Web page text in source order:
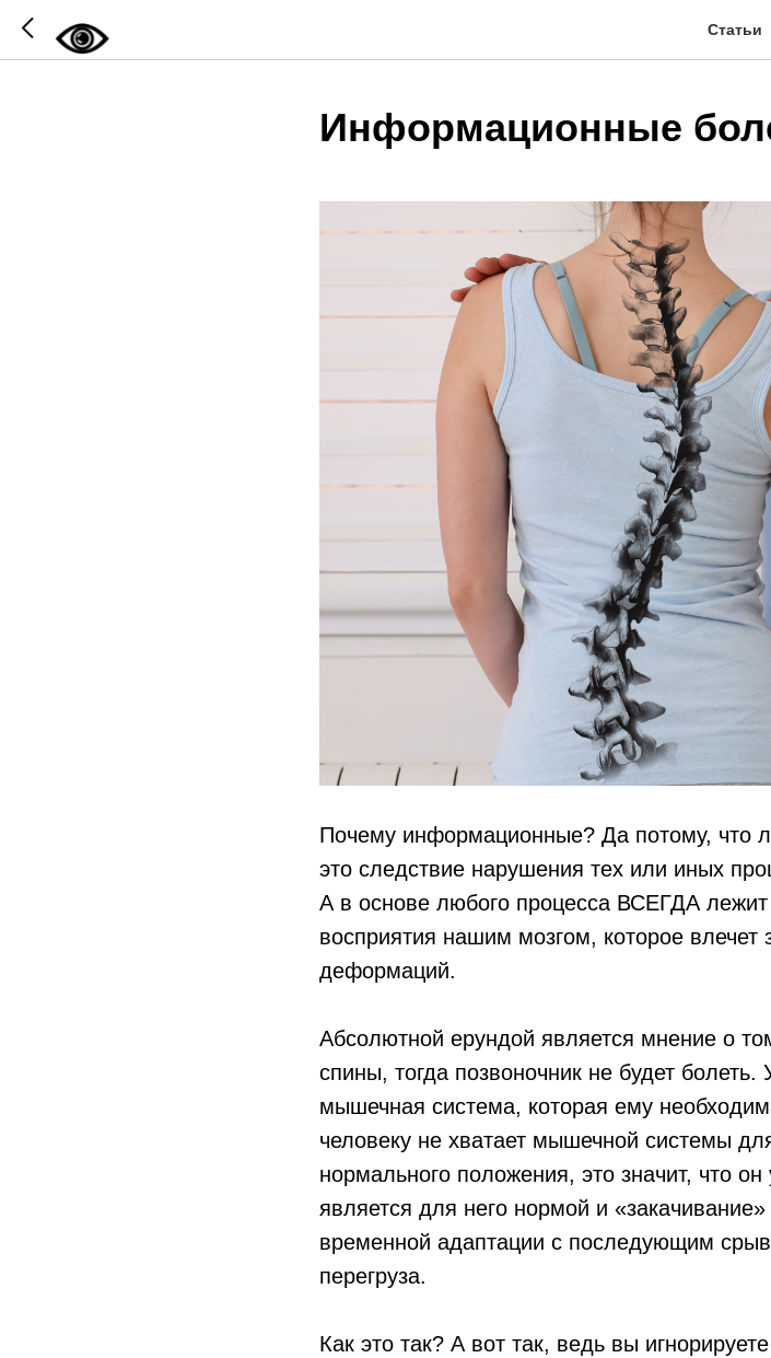
Статьи
Информационные
Почему информационные? Да потому, что
это следствие нарушения тех или иных
А в основе любого процесса ВСЕГДА
восприятия нашим мозгом, которое влечет
деформаций.
Абсолютной ерундой является мнение о
спины, тогда позвоночник не будет болеть.
мышечная система, которая ему
человеку не хватает мышечной системы
нормального положения, это значит, что
является для него нормой и
временной адаптации с последующим
перегруза.
Как это так? А вот так, ведь вы